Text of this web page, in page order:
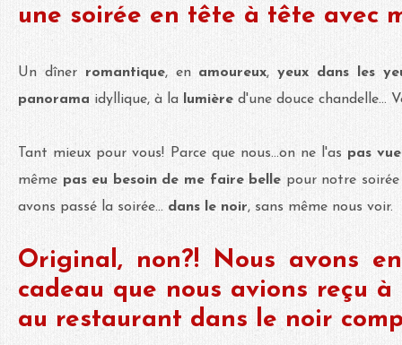
une soirée en tête à tête avec
Un dîner romantique, en amoureux,yeux dans les
panorama idyllique, à la lumière d'une douce chandelle...
Tant mieux pour vous! Parce que nous...on ne l'as pas vue
même pas eu besoin de me faire belle pour notre
avons passé la soirée... dans le noir, sans même nous voir.
Original, non?! Nous avons
cadeau que nous avions reçu
au restaurant dans le noir